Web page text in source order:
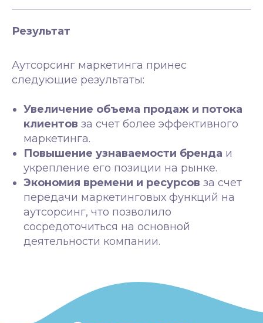
Результат
Аутсорсинг маркетинга принес
следующие результаты:
Увеличение объема продаж и потока
клиентов за счет более эффективного
маркетинга.
Повышение узнаваемости бренда и
укрепление его позиции на рынке.
Экономия времени и ресурсов за счет
передачи маркетинговых функций на
аутсорсинг, что позволило
сосредоточиться на основной
деятельности компании.